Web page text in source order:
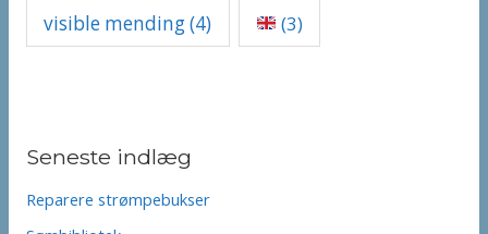
visible mending(4) (3)
Seneste indlæg
Reparere strømpebukser